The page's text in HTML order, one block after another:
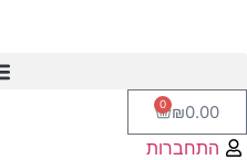
₪0.00
0
התחברות